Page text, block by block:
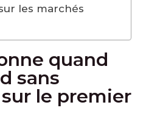
les marchés
quand
sans
le premier